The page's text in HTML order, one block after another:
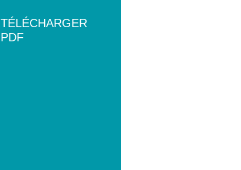
TÉLÉCHARGER
PDF